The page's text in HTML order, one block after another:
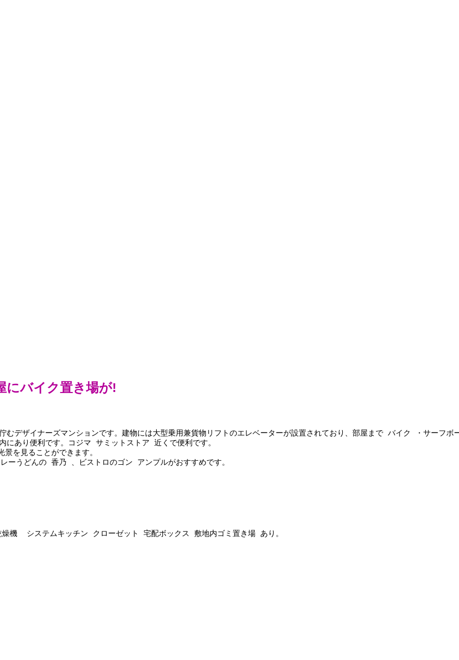
にバイク置き場が!
ザイナーズマンションです。建物には大型乗用兼貨物リフトのエレベーターが設置されており、部屋まで バイク ・サーフ
あり便利です。コジマ サミットストア 近くで便利です。
を見ることができます。
うどんの 香乃 、ビストロのゴン アンプルがおすすめです。
システムキッチン クローゼット 宅配ボックス 敷地内ゴミ置き場 あり。